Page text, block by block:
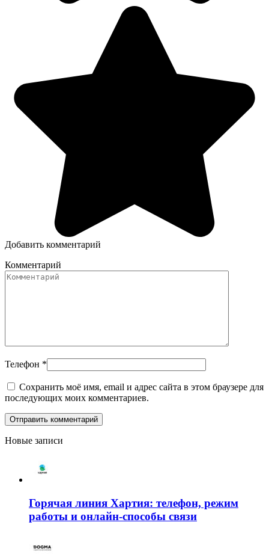
Добавить комментарий
Комментарий
Телефон *
Сохранить моё имя, email и адрес сайта в этом браузере для
последующих моих комментариев.
Новые записи
Горячая линия Хартия: телефон, режим
работы и онлайн-способы связи